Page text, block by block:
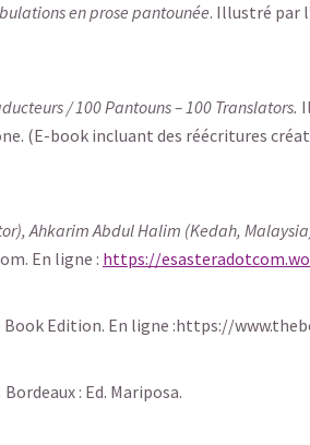
en prose pantounée. Illustré par
/ 100 Pantouns – 100 Translators.
(E-book incluant des réécritures
Ahkarim Abdul Halim (Kedah,
En ligne : https://
Book Edition. En ligne :https://
Bordeaux : Ed. Mariposa.